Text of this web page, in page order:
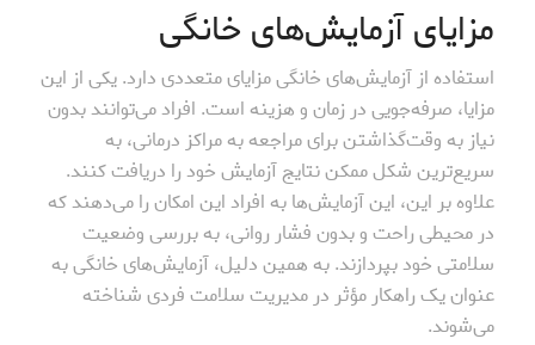
مزایای آزمایش‌های خانگی
استفاده از آزمایش‌های خانگی مزایای متعددی دارد. یکی از این
مزایا، صرفه‌جویی در زمان و هزینه است. افراد می‌توانند بدون
نیاز به وقت‌گذاشتن برای مراجعه به مراکز درمانی، به
سریع‌ترین شکل ممکن نتایج آزمایش خود را دریافت کنند.
علاوه بر این، این آزمایش‌ها به افراد این امکان را می‌دهند که
در محیطی راحت و بدون فشار روانی، به بررسی وضعیت
سلامتی خود بپردازند. به همین دلیل، آزمایش‌های خانگی به
عنوان یک راهکار مؤثر در مدیریت سلامت فردی شناخته
می‌شوند.